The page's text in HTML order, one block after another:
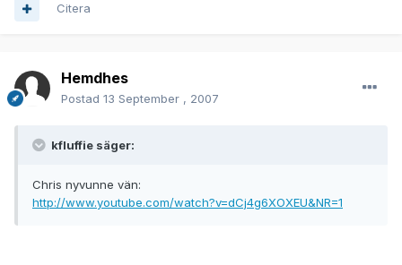
Citera
Hemdhes
Postad 13 September , 2007
kfluffie säger:
Chris nyvunne vän:
http://www.youtube.com/watch?v=dCj4g6XOXEU&NR=1